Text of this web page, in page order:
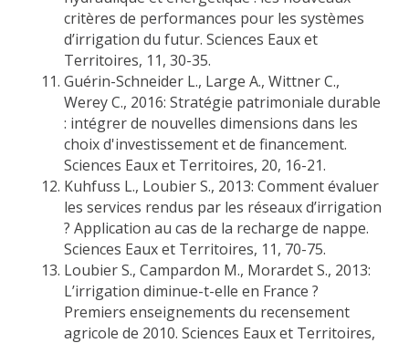
critères de performances pour les systèmes
d’irrigation du futur. Sciences Eaux et
Territoires, 11, 30-35.
Guérin-Schneider L., Large A., Wittner C.,
Werey C., 2016: Stratégie patrimoniale durable
: intégrer de nouvelles dimensions dans les
choix d'investissement et de financement.
Sciences Eaux et Territoires, 20, 16-21.
Kuhfuss L., Loubier S., 2013: Comment évaluer
les services rendus par les réseaux d’irrigation
? Application au cas de la recharge de nappe.
Sciences Eaux et Territoires, 11, 70-75.
Loubier S., Campardon M., Morardet S., 2013:
L’irrigation diminue-t-elle en France ?
Premiers enseignements du recensement
agricole de 2010. Sciences Eaux et Territoires,